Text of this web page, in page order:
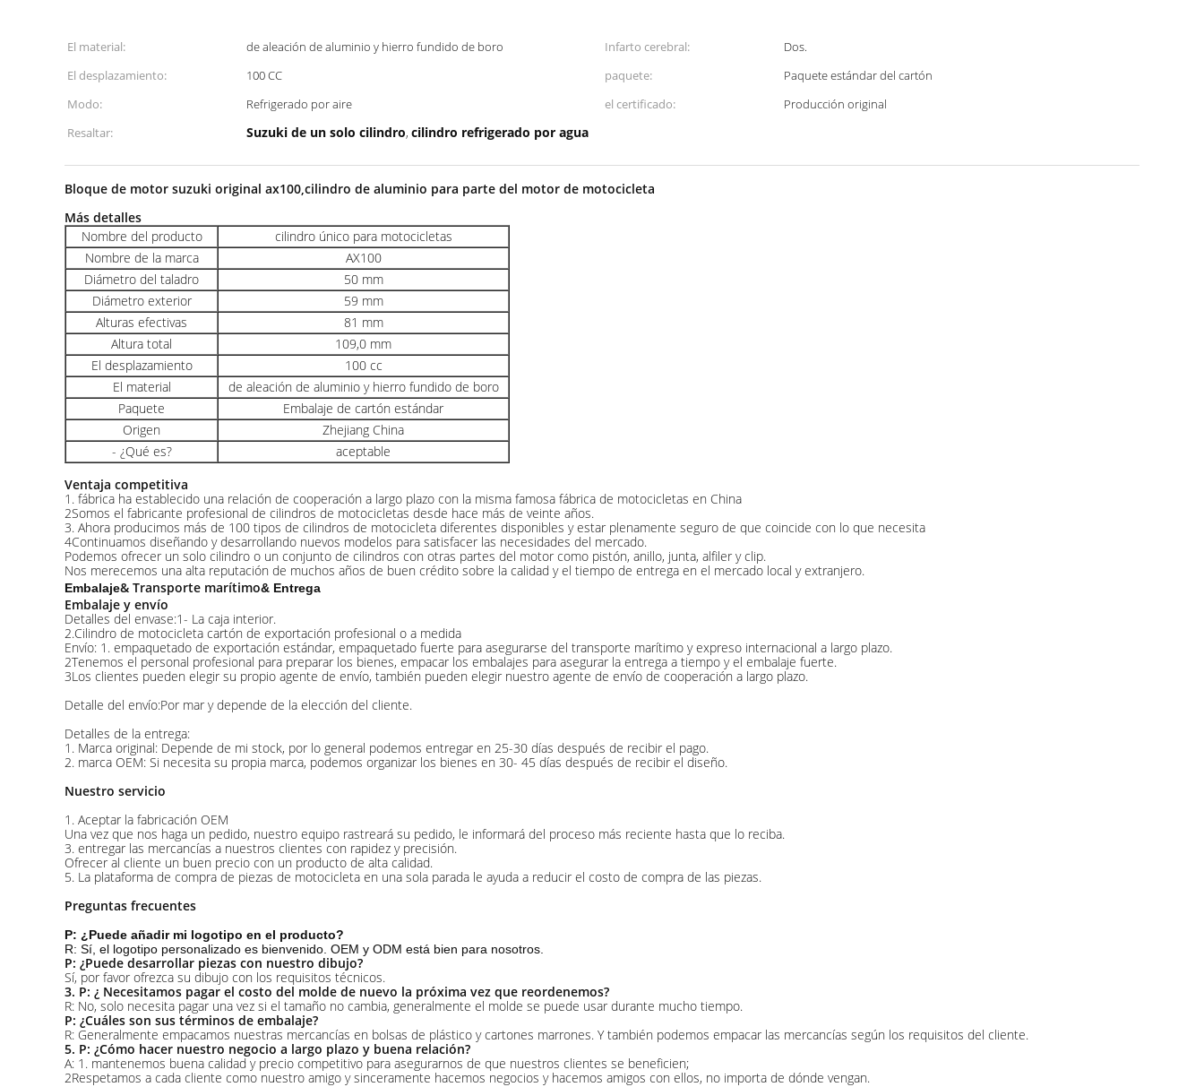
El material: de aleación de aluminio y hierro fundido de boro Infarto cerebral:
Dos.
El desplazamiento:
100 CC paquete:
Paquete estándar del cartón
Modo:
Refrigerado por aire el certificado:
Producción original
Resaltar:
Suzuki de un solo cilindro, cilindro refrigerado por agua
Bloque de motor suzuki original ax100,cilindro de aluminio para parte del motor de motocicleta
Más detalles
Nombre del producto
cilindro único para motocicletas
Nombre de la marca
AX100
Diámetro del taladro
50 mm
Diámetro exterior
59 mm
Alturas efectivas
81 mm
Altura total
109,0 mm
El desplazamiento
100 cc
El material
de aleación de aluminio y hierro fundido de boro
Paquete
Embalaje de cartón estándar
Origen
Zhejiang China
- ¿Qué es?
aceptable
Ventaja competitiva
1. fábrica ha establecido una relación de cooperación a largo plazo con la misma famosa fábrica de motocicletas en China
2Somos el fabricante profesional de cilindros de motocicletas desde hace más de veinte años.
3. Ahora producimos más de 100 tipos de cilindros de motocicleta diferentes disponibles y estar plenamente seguro de que coincide con lo que necesita
4Continuamos diseñando y desarrollando nuevos modelos para satisfacer las necesidades del mercado.
Podemos ofrecer un solo cilindro o un conjunto de cilindros con otras partes del motor como pistón, anillo, junta, alfiler y clip.
Nos merecemos una alta reputación de muchos años de buen crédito sobre la calidad y el tiempo de entrega en el mercado local y extranjero.
Embalaje& Transporte marítimo& Entrega
Embalaje y envío
Detalles del envase:1- La caja interior.
2.Cilindro de motocicleta cartón de exportación profesional o a medida
Envío: 1. empaquetado de exportación estándar, empaquetado fuerte para asegurarse del transporte marítimo y expreso internacional a largo plazo.
2Tenemos el personal profesional para preparar los bienes, empacar los embalajes para asegurar la entrega a tiempo y el embalaje fuerte.
3Los clientes pueden elegir su propio agente de envío, también pueden elegir nuestro agente de envío de cooperación a largo plazo.
Detalle del envío:Por mar y depende de la elección del cliente.
Detalles de la entrega:
1. Marca original: Depende de mi stock, por lo general podemos entregar en 25-30 días después de recibir el pago.
2. marca OEM: Si necesita su propia marca, podemos organizar los bienes en 30- 45 días después de recibir el diseño.
Nuestro servicio
1. Aceptar la fabricación OEM
Una vez que nos haga un pedido, nuestro equipo rastreará su pedido, le informará del proceso más reciente hasta que lo reciba.
3. entregar las mercancías a nuestros clientes con rapidez y precisión.
Ofrecer al cliente un buen precio con un producto de alta calidad.
5. La plataforma de compra de piezas de motocicleta en una sola parada le ayuda a reducir el costo de compra de las piezas.
Preguntas frecuentes
P: ¿Puede añadir mi logotipo en el producto?
R: Sí, el logotipo personalizado es bienvenido. OEM y ODM está bien para nosotros.
P: ¿Puede desarrollar piezas con nuestro dibujo?
Sí, por favor ofrezca su dibujo con los requisitos técnicos.
3. P: ¿ Necesitamos pagar el costo del molde de nuevo la próxima vez que reordenemos?
R: No, solo necesita pagar una vez si el tamaño no cambia, generalmente el molde se puede usar durante mucho tiempo.
P: ¿Cuáles son sus términos de embalaje?
R: Generalmente empacamos nuestras mercancías en bolsas de plástico y cartones marrones. Y también podemos empacar las mercancías según los requisitos del cliente.
5. P: ¿Cómo hacer nuestro negocio a largo plazo y buena relación?
A: 1. mantenemos buena calidad y precio competitivo para asegurarnos de que nuestros clientes se beneficien;
2Respetamos a cada cliente como nuestro amigo y sinceramente hacemos negocios y hacemos amigos con ellos, no importa de dónde vengan.